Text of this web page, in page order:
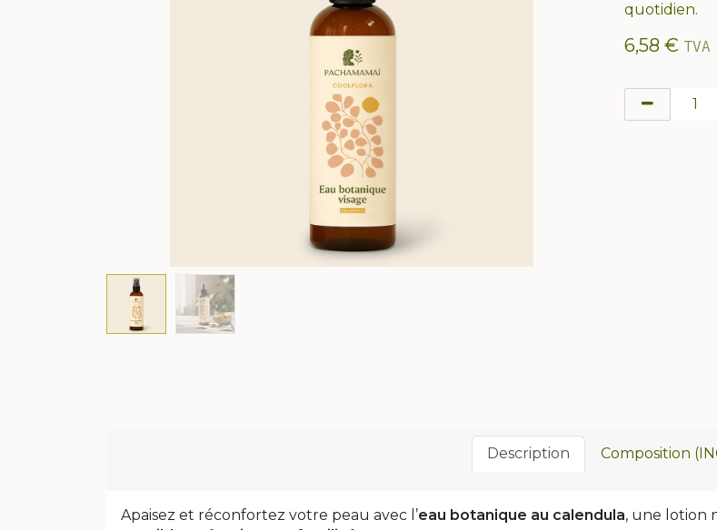
quotidien.
6,58 €
Description Composition
Apaisez et réconfortez votre peau avec l’eau botanique au calendula, une lotion